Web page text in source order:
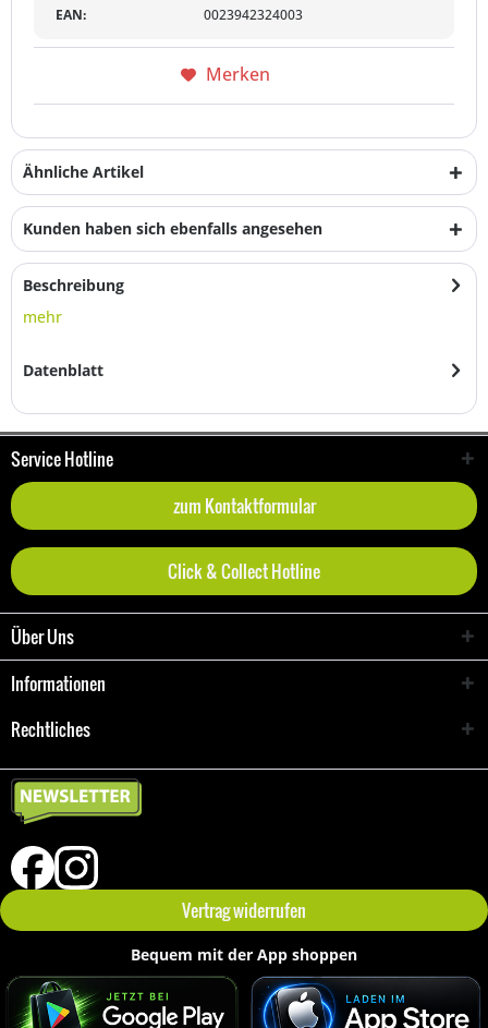
EAN:
0023942324003
Merken
Ähnliche Artikel
Kunden haben sich ebenfalls angesehen
Beschreibung
mehr
Datenblatt
Service Hotline
zum Kontaktformular
Click & Collect Hotline
Über Uns
Informationen
Rechtliches
Vertrag widerrufen
Bequem mit der App shoppen